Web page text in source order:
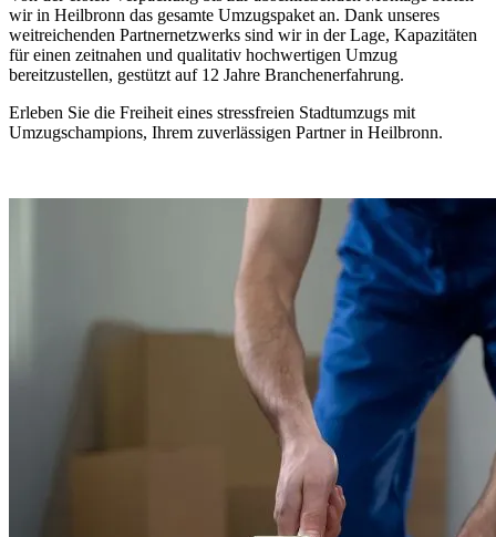
wir in Heilbronn das gesamte Umzugspaket an. Dank unseres
weitreichenden Partnernetzwerks sind wir in der Lage, Kapazitäten
für einen zeitnahen und qualitativ hochwertigen Umzug
bereitzustellen, gestützt auf 12 Jahre Branchenerfahrung.
Erleben Sie die Freiheit eines stressfreien Stadtumzugs mit
Umzugschampions, Ihrem zuverlässigen Partner in Heilbronn.